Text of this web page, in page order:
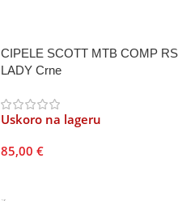
CIPELE SCOTT MTB COMP RS
LADY Crne
Uskoro na lageru
85,00 €